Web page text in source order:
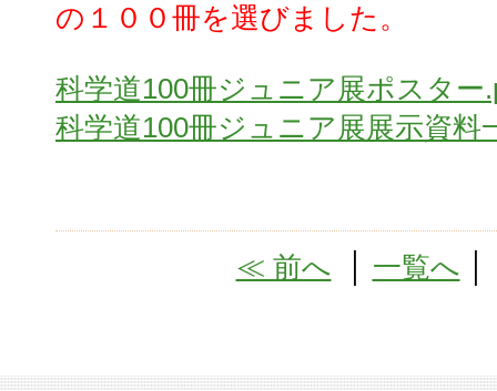
の１００冊を選びました。
科学道100冊ジュニア展ポスター
科学道100冊ジュニア展展示資料
≪ 前へ 一覧へ